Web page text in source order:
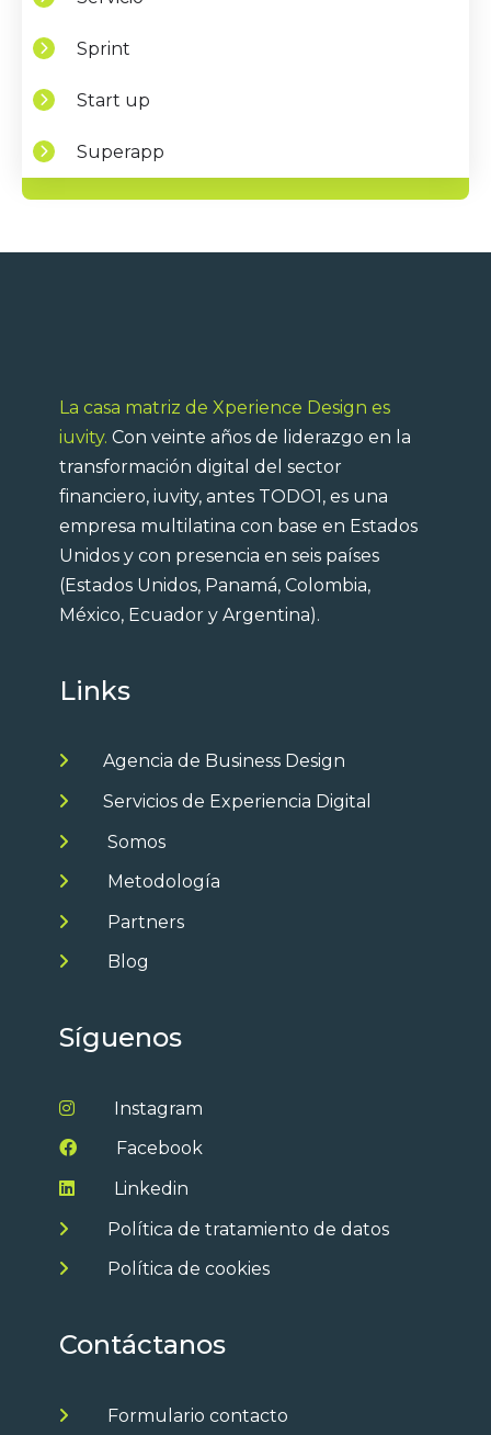
Sprint
Start up
Superapp
La casa matriz de Xperience Design es
iuvity. Con veinte años de liderazgo en la
transformación digital del sector
financiero, iuvity, antes TODO1, es una
empresa multilatina con base en Estados
Unidos y con presencia en seis países
(Estados Unidos, Panamá, Colombia,
México, Ecuador y Argentina).
Links
Agencia de Business Design
Servicios de Experiencia Digital
Somos
Metodología
Partners
Blog
Síguenos
Instagram
Facebook
Linkedin
Política de tratamiento de datos
Política de cookies
Contáctanos
Formulario contacto